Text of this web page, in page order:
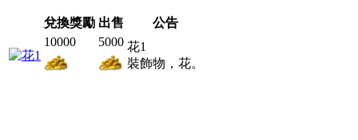
兌換獎勵 出售
公告
10000
5000 花1
裝飾物，花。